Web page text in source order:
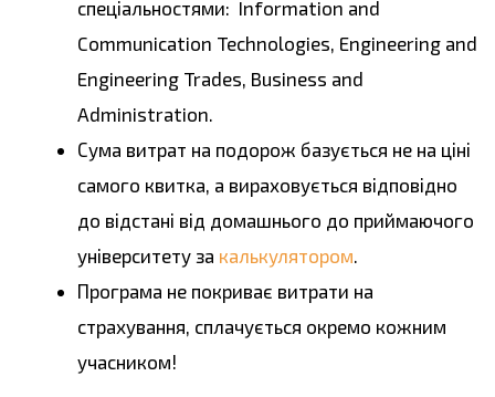
спеціальностями: Information and
Communication Technologies, Engineering and
Engineering Trades, Business and
Administration.
Сума витрат на подорож базується не на ціні
самого квитка, а вираховується відповідно
до відстані від домашнього до приймаючого
університету за калькулятором
Програма не покриває витрати на
страхування, сплачується окремо кожним
учасником!